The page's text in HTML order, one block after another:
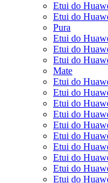
Etui do
Etui do
Pura
Etui do
Etui do
Etui do
Mate
Etui do
Etui do
Etui do
Etui do
Etui do
Etui do
Etui do
Etui do
Etui do
Etui do